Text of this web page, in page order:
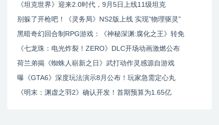
《坦克世界》迎来2.0时代，9月5日上线11级坦克
别躲了开枪吧！《灵务局》NS2版上线 实现”物理驱灵”
黑暗奇幻回合制RPG游戏：《神秘深渊:腐化之王》转免
《七龙珠：电光炸裂！ZERO》DLC开场动画激燃公布
荷兰弟揭《蜘蛛人崭新之日》武打动作灵感源自游戏
曝《GTA6》深度玩法演示8月公布！玩家急需定心丸
《明末：渊虚之羽2》确认开发！首期预算为1.65亿